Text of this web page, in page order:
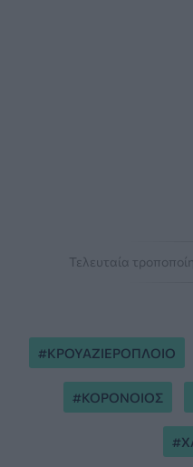
Τελευταία
ΚΡΟΥΑΖΙΕΡΟΠΛΟΙΟ
ΚΟΡΟΝΟΙΟΣ